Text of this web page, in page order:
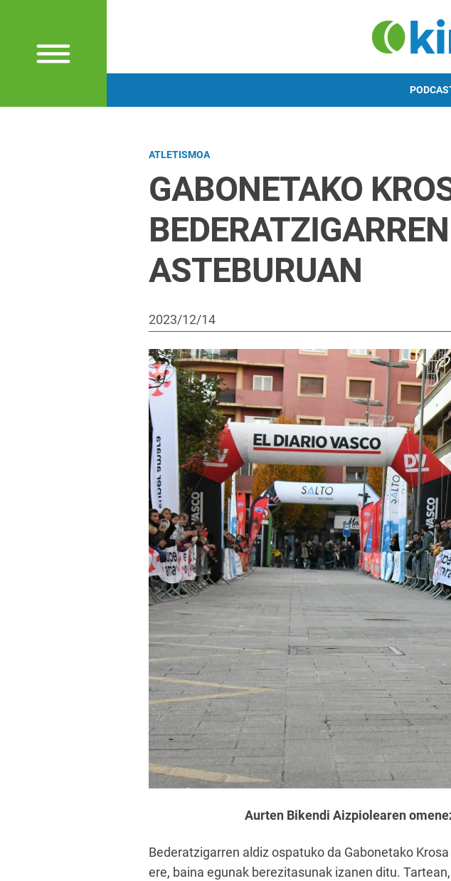
ATLETISMOA
GABONETAKO
ASTEBURUAN
2023/12/14
Aurten Bikendi Aizpiolearen
Bederatzigarren aldiz ospatuko da Gabonetako
ere, baina egunak berezitasunak izanen ditu.